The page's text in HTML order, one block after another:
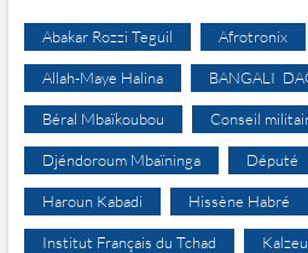
Abakar Rozzi Teguil Afrotronix
Allah-Maye Halina BANGALI
Béral Mbaïkoubou Conseil
Djéndoroum Mbaïninga Député
Haroun Kabadi Hissène Habré
Institut Français du Tchad